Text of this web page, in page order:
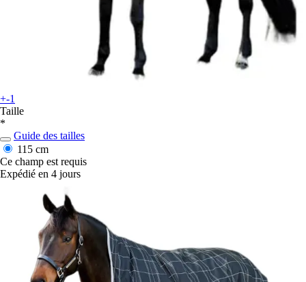
+-1
Taille
*
Guide des tailles
115 cm
Ce champ est requis
Expédié en 4 jours